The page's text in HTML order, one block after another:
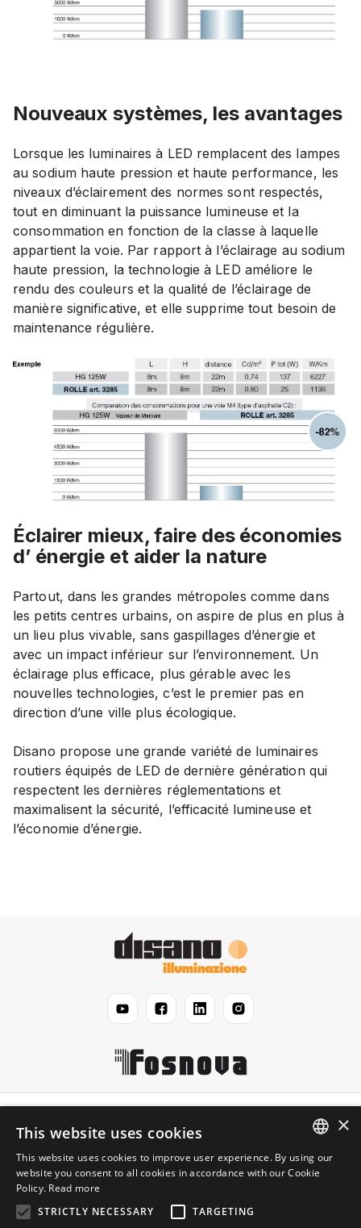
Nouveaux systèmes, les avantages
Lorsque les luminaires à LED remplacent des lampes
au sodium haute pression et haute performance, les
niveaux d’éclairement des normes sont respectés,
tout en diminuant la puissance lumineuse et la
consommation en fonction de la classe à laquelle
appartient la voie. Par rapport à l’éclairage au sodium
haute pression, la technologie à LED améliore le
rendu des couleurs et la qualité de l’éclairage de
manière significative, et elle supprime tout besoin de
maintenance régulière.
Éclairer mieux, faire des économies
d’ énergie et aider la nature
Partout, dans les grandes métropoles comme dans
les petits centres urbains, on aspire de plus en plus à
un lieu plus vivable, sans gaspillages d’énergie et
avec un impact inférieur sur l’environnement. Un
éclairage plus efficace, plus gérable avec les
nouvelles technologies, c’est le premier pas en
direction d’une ville plus écologique.
Disano propose une grande variété de luminaires
routiers équipés de LED de dernière génération qui
respectent les dernières réglementations et
maximalisent la sécurité, l’efficacité lumineuse et
l’économie d’énergie.
Légal
Information
ENGLISH
×
This website uses cookies
This website uses cookies to improve user experience. By using our
website you consent to all cookies in accordance with our Cookie
Policy. Read more
STRICTLY NECESSARY
TARGETING